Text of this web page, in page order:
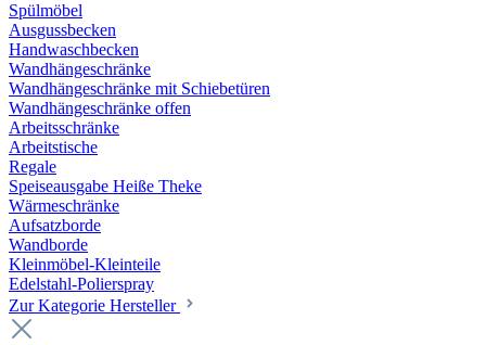
Spülmöbel
Ausgussbecken
Handwaschbecken
Wandhängeschränke
Wandhängeschränke mit Schiebetüren
Wandhängeschränke offen
Arbeitsschränke
Arbeitstische
Regale
Speiseausgabe Heiße Theke
Wärmeschränke
Aufsatzborde
Wandborde
Kleinmöbel-Kleinteile
Edelstahl-Polierspray
Zur Kategorie Hersteller